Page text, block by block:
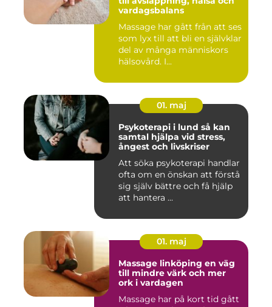
vardagsbalans
Massage har gått från att ses
som lyx till att bli en självklar
del av många människors
hälsovård. I...
01. maj
Psykoterapi i lund så kan
samtal hjälpa vid stress,
ångest och livskriser
Att söka psykoterapi handlar
ofta om en önskan att förstå
sig själv bättre och få hjälp
att hantera ...
01. maj
Massage linköping en väg
till mindre värk och mer
ork i vardagen
Massage har på kort tid gått